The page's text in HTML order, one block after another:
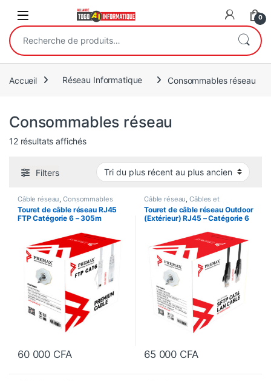
Open 0
Recherche pour :
Accueil Réseau Informatique Consommables réseau
Consommables réseau
12 résultats affichésTrié du plus récent au plus ancien
Filters
Câble réseau ,Consommables
réseau Réseau Informatique
Touret de câble réseau RJ45
FTP Catégorie 6 – 305m
60 000 CFA
Câble réseau ,Câbles et
Accessoires ,Consommables
réseau,Réseau Informatique
Touret de câble réseau Outdoor
(Extérieur) RJ45 – Catégorie 6
65 000 CFA